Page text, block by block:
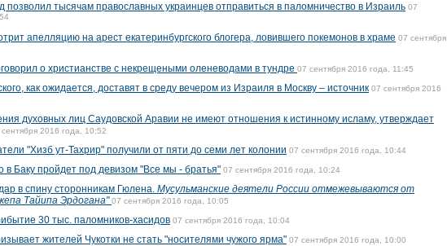
позволил тысячам православных украинцев отправиться в паломничество в Израиль 07
апелляцию на арест екатеринбургского блогера, ловившего покемонов в храме 07 сентября
о христианстве с некрещеными оленеводами в тундре 07 сентября 2016 года, 11:45
как ожидается, доставят в среду вечером из Израиля в Москву – источник 07 сентября 2016
духовных лиц Саудовской Аравии не имеют отношения к истинному исламу, утверждает
2016 года, 10:52
"Хизб ут-Тахрир" получили от пяти до семи лет колонии 07 сентября 2016 года, 10:44
в Баку пройдет под девизом "Все мы - братья" 07 сентября 2016 года, 10:24
в спину сторонникам Гюлена. Мусульманские деятели России отмежевываются от
Тайипа Эрдогана" 07 сентября 2016 года, 10:05
30 тыс. паломников-хасидов 07 сентября 2016 года, 10:04
жителей Чукотки не стать "носителями чужого ярма" 07 сентября 2016 года, 10:00